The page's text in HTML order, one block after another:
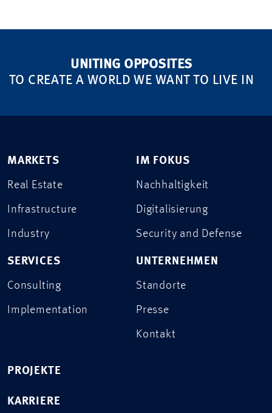
UNITING OPPOSITES
TO CREATE A WORLD WE WANT TO LIVE IN
MARKETS
Real Estate
Infrastructure
Industry
SERVICES
Consulting
Implementation
IM FOKUS
Nachhaltigkeit
Digitalisierung
Security and Defense
UNTERNEHMEN
Standorte
Presse
Kontakt
PROJEKTE
KARRIERE